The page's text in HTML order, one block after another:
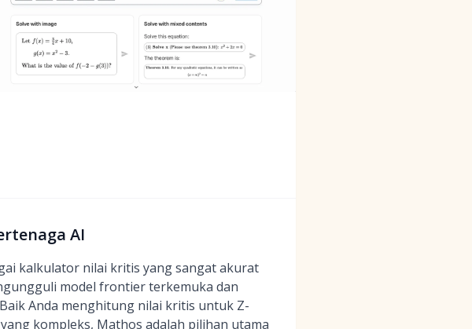
AI
kalkulator nilai kritis yang sangat akurat
model frontier terkemuka dan
Anda menghitung nilai kritis untuk Z-
kompleks, Mathos adalah pilihan utama